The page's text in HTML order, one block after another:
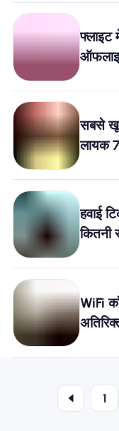
फ्लाइट
सबसे
लायक
हवाई
कितनी
WiFi
1